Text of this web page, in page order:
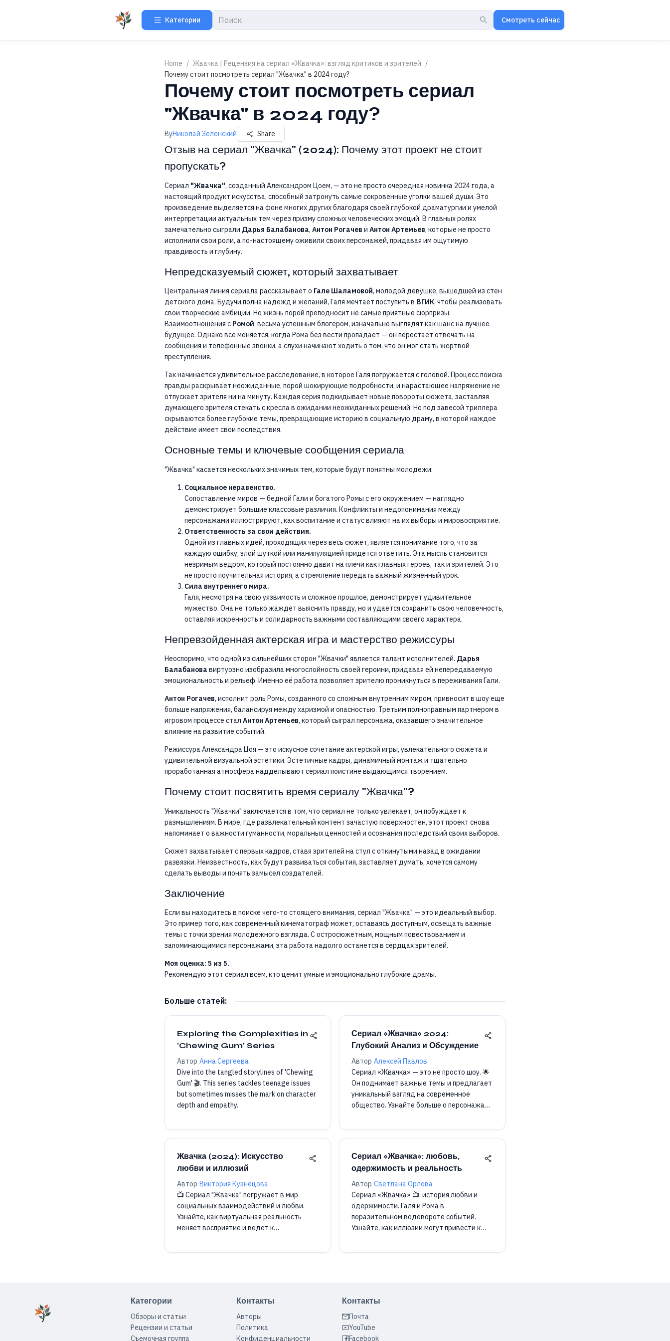
Категории Смотреть сейчас
Home / Жвачка | Рецензия на сериал «Жвачка»: взгляд критиков и зрителей /
Почему стоит посмотреть сериал "Жвачка" в 2024 году?
Почему стоит посмотреть сериал
"Жвачка" в 2024 году?
ByНиколай Зеленский Share
Отзыв на сериал "Жвачка" (2024): Почему этот проект не стоит
пропускать?
Сериал "Жвачка", созданный Александром Цоем, — это не просто очередная новинка 2024 года, а
настоящий продукт искусства, способный затронуть самые сокровенные уголки вашей души. Это
произведение выделяется на фоне многих других благодаря своей глубокой драматургии и умелой
интерпретации актуальных тем через призму сложных человеческих эмоций. В главных ролях
замечательно сыграли Дарья Балабанова, Антон Рогачев и Антон Артемьев, которые не просто
исполнили свои роли, а по-настоящему оживили своих персонажей, придавая им ощутимую
правдивость и глубину.
Непредсказуемый сюжет, который захватывает
Центральная линия сериала рассказывает о Гале Шаламовой, молодой девушке, вышедшей из стен
детского дома. Будучи полна надежд и желаний, Галя мечтает поступить в ВГИК, чтобы реализовать
свои творческие амбиции. Но жизнь порой преподносит не самые приятные сюрпризы.
Взаимоотношения с Ромой, весьма успешным блогером, изначально выглядят как шанс на лучшее
будущее. Однако всё меняется, когда Рома без вести пропадает — он перестает отвечать на
сообщения и телефонные звонки, а слухи начинают ходить о том, что он мог стать жертвой
преступления.
Так начинается удивительное расследование, в которое Галя погружается с головой. Процесс поиска
правды раскрывает неожиданные, порой шокирующие подробности, и нарастающее напряжение не
отпускает зрителя ни на минуту. Каждая серия подкидывает новые повороты сюжета, заставляя
думающего зрителя стекать с кресла в ожидании неожиданных решений. Но под завесой триллера
скрываются более глубокие темы, превращающие историю в социальную драму, в которой каждое
действие имеет свои последствия.
Основные темы и ключевые сообщения сериала
"Жвачка" касается нескольких значимых тем, которые будут понятны молодежи:
Социальное неравенство.
Сопоставление миров — бедной Гали и богатого Ромы с его окружением — наглядно
демонстрирует большие классовые различия. Конфликты и недопонимания между
персонажами иллюстрируют, как воспитание и статус влияют на их выборы и мировосприятие.
Ответственность за свои действия.
Одной из главных идей, проходящих через весь сюжет, является понимание того, что за
каждую ошибку, злой шуткой или манипуляцией придется ответить. Эта мысль становится
незримым ведром, который постоянно давит на плечи как главных героев, так и зрителей. Это
не просто поучительная история, а стремление передать важный жизненный урок.
Сила внутреннего мира.
Галя, несмотря на свою уязвимость и сложное прошлое, демонстрирует удивительное
мужество. Она не только жаждет выяснить правду, но и удается сохранить свою человечность,
оставляя искренность и солидарность важными составляющими своего характера.
Непревзойденная актерская игра и мастерство режиссуры
Неоспоримо, что одной из сильнейших сторон "Жвачки" является талант исполнителей. Дарья
Балабанова виртуозно изобразила многослойность своей героини, придавая ей непередаваемую
эмоциональность и рельеф. Именно её работа позволяет зрителю проникнуться в переживания Гали.
Антон Рогачев, исполнит роль Ромы, созданного со сложным внутренним миром, привносит в шоу еще
больше напряжения, балансируя между харизмой и опасностью. Третьим полноправным партнером в
игровом процессе стал Антон Артемьев, который сыграл персонажа, оказавшего значительное
влияние на развитие событий.
Режиссура Александра Цоя — это искусное сочетание актерской игры, увлекательного сюжета и
удивительной визуальной эстетики. Эстетичные кадры, динамичный монтаж и тщательно
проработанная атмосфера надделывают сериал поистине выдающимся творением.
Почему стоит посвятить время сериалу "Жвачка"?
Уникальность "Жвачки" заключается в том, что сериал не только увлекает, он побуждает к
размышлениям. В мире, где развлекательный контент зачастую поверхностен, этот проект снова
напоминает о важности гуманности, моральных ценностей и осознания последствий своих выборов.
Сюжет захватывает с первых кадров, ставя зрителей на стул с откинутыми назад в ожидании
развязки. Неизвестность, как будут развиваться события, заставляет думать, хочется самому
сделать выводы и понять замысел создателей.
Заключение
Если вы находитесь в поиске чего-то стоящего внимания, сериал "Жвачка" — это идеальный выбор.
Это пример того, как современный кинематограф может, оставаясь доступным, освещать важные
темы с точки зрения молодежного взгляда. С остросюжетным, мощным повествованием и
запоминающимися персонажами, эта работа надолго останется в сердцах зрителей.
Моя оценка: 5 из 5.
Рекомендую этот сериал всем, кто ценит умные и эмоционально глубокие драмы.
Больше статей:
Exploring the Complexities in
'Chewing Gum' Series
Автор Анна Сергеева
Dive into the tangled storylines of 'Chewing
Gum' 🎬. This series tackles teenage issues
but sometimes misses the mark on character
depth and empathy.
Сериал «Жвачка» 2024:
Глубокий Анализ и Обсуждение
Автор Алексей Павлов
Сериал «Жвачка» — это не просто шоу. 🌟
Он поднимает важные темы и предлагает
уникальный взгляд на современное
общество. Узнайте больше о персонажах
Жвачка (2024): Искусство
любви и иллюзий
Автор Виктория Кузнецова
📺 Сериал "Жвачка" погружает в мир
социальных взаимодействий и любви.
Узнайте, как виртуальная реальность
меняет восприятие и ведет к
Сериал «Жвачка»: любовь,
одержимость и реальность
Автор Светлана Орлова
Сериал «Жвачка» 📺: история любви и
одержимости. Галя и Рома в
поразительном водовороте событий.
Узнайте, как иллюзии могут привести к
Категории
Обзоры и статьи
Рецензии и статьи
Съемочная группа
Контакты
Авторы
Политика
Конфиденциальности
Контакты
Почта
YouTube
Facebook